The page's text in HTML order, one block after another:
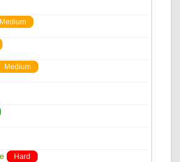
Medium
Hard